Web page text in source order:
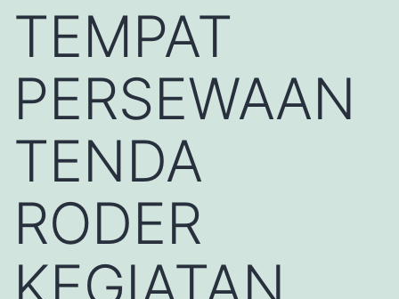
TEMPAT
PERSEWAAN
TENDA
RODER
KEGIATAN